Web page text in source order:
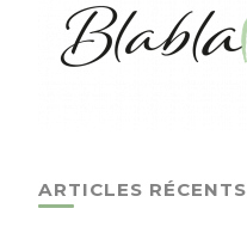
ARTICLES RÉCENTS